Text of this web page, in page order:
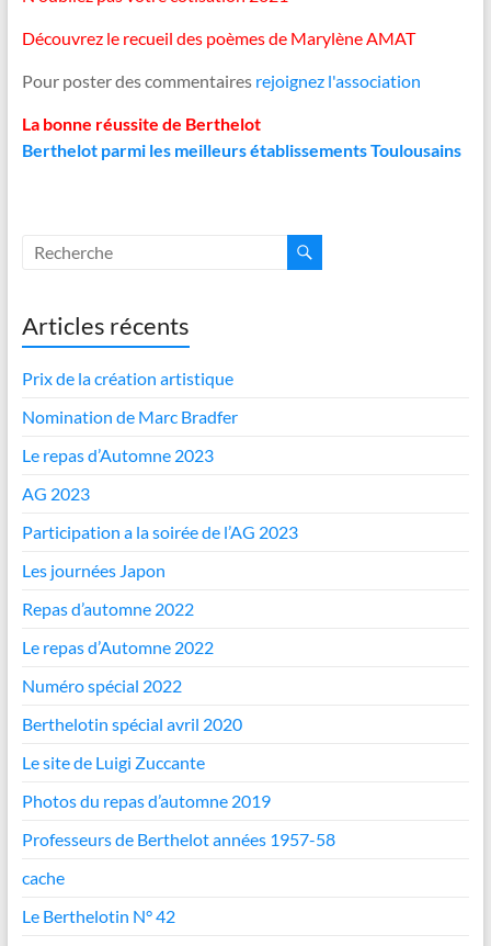
Découvrez le recueil des poèmes de Marylène AMAT
Pour poster des commentaires rejoignez l'association
La bonne réussite de Berthelot
Berthelot parmi les meilleurs établissements Toulousains
Articles récents
Prix de la création artistique
Nomination de Marc Bradfer
Le repas d’Automne 2023
AG 2023
Participation a la soirée de l’AG 2023
Les journées Japon
Repas d’automne 2022
Le repas d’Automne 2022
Numéro spécial 2022
Berthelotin spécial avril 2020
Le site de Luigi Zuccante
Photos du repas d’automne 2019
Professeurs de Berthelot années 1957-58
cache
Le Berthelotin N° 42